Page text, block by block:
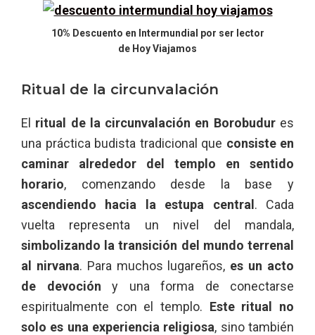
10% Descuento en Intermundial por ser lector
de Hoy Viajamos
Ritual de la circunvalación
El ritual de la circunvalación en Borobudures
una práctica budista tradicional que consiste en
caminar alrededor del templo en sentido
horario, comenzando desde la base y
ascendiendo hacia la estupa central. Cada
vuelta representa un nivel del mandala,
simbolizando la transición del mundo terrenal
al nirvana. Para muchos lugareños, es un acto
de devoción y una forma de conectarse
espiritualmente con el templo. Este ritual no
solo es una experiencia religiosa, sino también